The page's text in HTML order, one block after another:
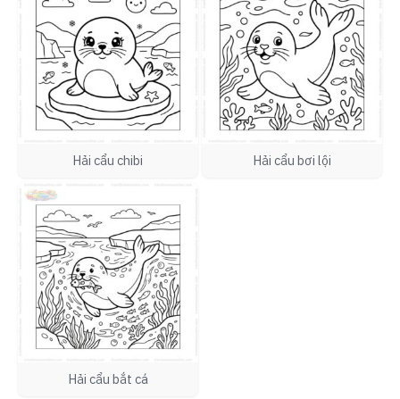
Hải cẩu chibi Hải cẩu bơi lội
Hải cẩu bắt cá